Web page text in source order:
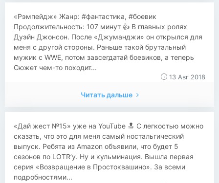
«Рэмпейдж» Жанр: #фантастика, #боевик
Продолжительность: 107 минут 👍 В главных ролях
Дуэйн Джонсон. После «Джуманджи» он открылся для
меня с другой стороны. Раньше такой брутальный
мужик с WWE, потом завсегдатай боевиков, а теперь
Сюжет чем-то походит...
13 Авг 2018
Читать дальше
«Дай жест №15» уже на YouTube 🔝 С легкостью можно
сказать, что это для меня самый ностальгический
выпуск. Ребята из Amazon объявили, что будет 5
сезонов по LOTR’у. Ну и кульминация. Вышла первая
серия «Возвращение в Простоквашино». За всеми
подробностями...